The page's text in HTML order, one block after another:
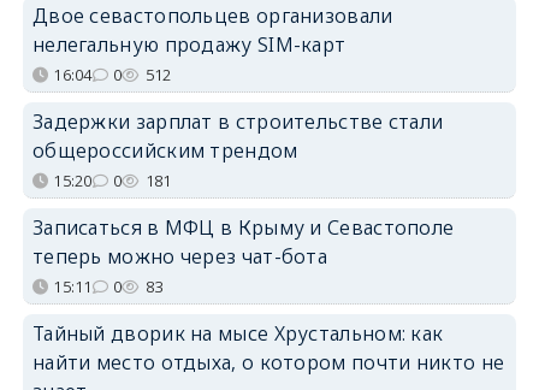
Двое севастопольцев организовали
нелегальную продажу SIM-карт
16:04 0 512
Задержки зарплат в строительстве стали
общероссийским трендом
15:20 0 181
Записаться в МФЦ в Крыму и Севастополе
теперь можно через чат-бота
15:11 0 83
Тайный дворик на мысе Хрустальном: как
найти место отдыха, о котором почти никто не